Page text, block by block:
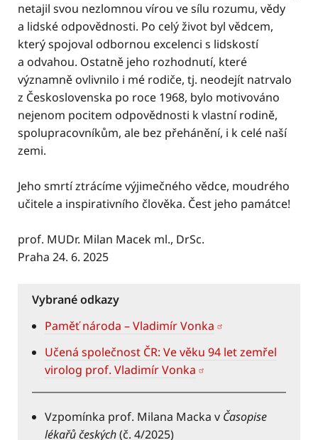
netajil svou nezlomnou vírou ve sílu rozumu, vědy
a lidské odpovědnosti. Po celý život byl vědcem,
který spojoval odbornou excelenci s lidskostí
a odvahou. Ostatně jeho rozhodnutí, které
významně ovlivnilo i mé rodiče, tj. neodejít natrvalo
z Československa po roce 1968, bylo motivováno
nejenom pocitem odpovědnosti k vlastní rodině,
spolupracovníkům, ale bez přehánění, i k celé naší
zemi.
Jeho smrtí ztrácíme výjimečného vědce, moudrého
učitele a inspirativního člověka. Čest jeho památce!
prof. MUDr. Milan Macek ml., DrSc.
Praha 24. 6. 2025
Vybrané odkazy
Paměť národa – Vladimír Vonka
Učená společnost ČR: Ve věku 94 let zemřel
virolog prof. Vladimír Vonka
Vzpomínka prof. Milana Macka v Časopise
lékařů českých(č. 4/2025)